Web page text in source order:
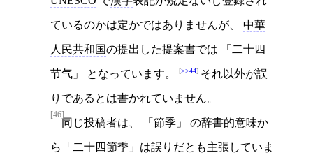
ているのかは定かではありませんが、 中華
人民共和国の提出した提案書では 「二十四
节气」 となっています。 >>44 それ以外が誤
りであるとは書かれていません。
[46]
同じ投稿者は、 「節季」 の辞書的意味か
ら「二十四節季」は誤りだとも主張していま